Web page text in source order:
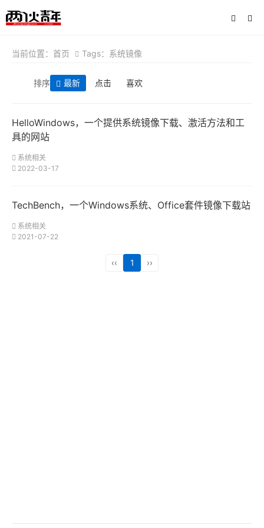
当前位置： 首页 Tags：系统镜像
排序 最新 点击 喜欢
HelloWindows，一个提供系统镜像下载、激活方法和工
具的网站
系统相关
2022-03-17
TechBench，一个Windows系统、Office套件镜像下载站
系统相关
2021-07-22
‹‹ 1 ››